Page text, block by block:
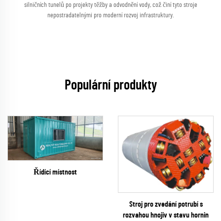
silničních tunelů po projekty těžby a odvodnění vody, což činí tyto stroje
nepostradatelnými pro moderní rozvoj infrastruktury.
Populární produkty
Řídící místnost
Stroj pro zvedání potrubí s
rozvahou hnojiv v stavu hornin